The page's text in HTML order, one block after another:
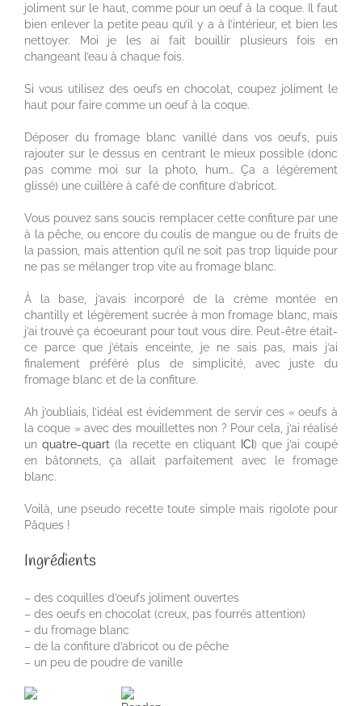
joliment sur le haut, comme pour un oeuf à la coque. Il faut
bien enlever la petite peau qu’il y a à l’intérieur, et bien les
nettoyer. Moi je les ai fait bouillir plusieurs fois en
changeant l’eau à chaque fois.
Si vous utilisez des oeufs en chocolat, coupez joliment le
haut pour faire comme un oeuf à la coque.
Déposer du fromage blanc vanillé dans vos oeufs, puis
rajouter sur le dessus en centrant le mieux possible (donc
pas comme moi sur la photo, hum… Ça a légèrement
glissé) une cuillère à café de confiture d’abricot.
Vous pouvez sans soucis remplacer cette confiture par une
à la pêche, ou encore du coulis de mangue ou de fruits de
la passion, mais attention qu’il ne soit pas trop liquide pour
ne pas se mélanger trop vite au fromage blanc.
À la base, j’avais incorporé de la crème montée en
chantilly et légèrement sucrée à mon fromage blanc, mais
j’ai trouvé ça écoeurant pour tout vous dire. Peut-être était-
ce parce que j’étais enceinte, je ne sais pas, mais j’ai
finalement préféré plus de simplicité, avec juste du
fromage blanc et de la confiture.
Ah j’oubliais, l’idéal est évidemment de servir ces « oeufs à
la coque » avec des mouillettes non ? Pour cela, j’ai réalisé
un quatre-quart (la recette en cliquant ICI ) que j’ai coupé
en bâtonnets, ça allait parfaitement avec le fromage
blanc.
Voilà, une pseudo recette toute simple mais rigolote pour
Pâques !
Ingrédients
– des coquilles d’oeufs joliment ouvertes
– des oeufs en chocolat (creux, pas fourrés attention)
– du fromage blanc
– de la confiture d’abricot ou de pêche
– un peu de poudre de vanille